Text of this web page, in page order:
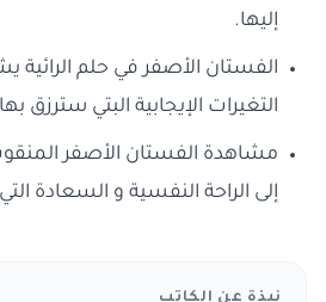
إليها.
الفستان الأصفر في حلم الرائية
التغيرات الإيجابية البتي سترزق
مشاهدة الفستان الأصفر
إلى الراحة النفسية و السعادة
نبذة عن الكاتب